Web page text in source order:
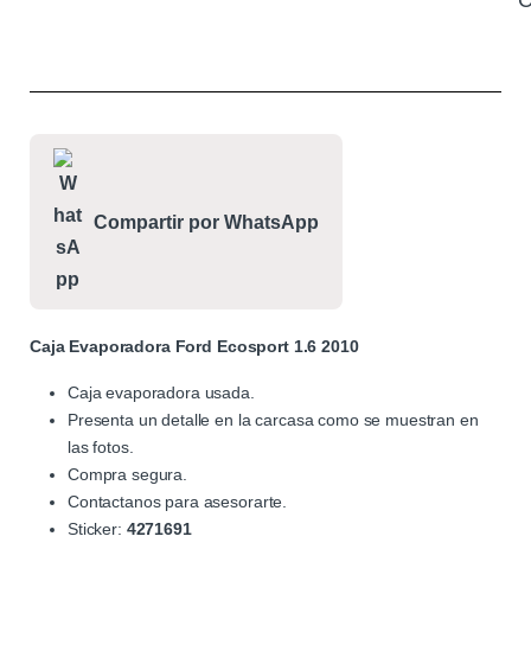
Compartir por WhatsApp
Caja Evaporadora Ford Ecosport 1.6 2010
Caja evaporadora usada.
Presenta un detalle en la carcasa como se muestran en
las fotos.
Compra segura.
Contactanos para asesorarte.
Sticker: 4271691